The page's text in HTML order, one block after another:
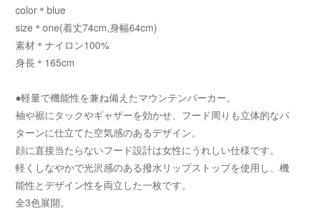
color＊blue
size＊one(着丈74cm,身幅64cm)
素材＊ナイロン100%
身長＊165cm
●軽量で機能性を兼ね備えたマウンテンパーカー。
袖や裾にタックやギャザーを効かせ、フード周りも立体的なパ
ターンに仕立てた空気感のあるデザイン。
顔に直接当たらないフード設計は女性にうれしい仕様です。
軽くしなやかで光沢感のある撥水リップストップを使用し、機
能性とデザイン性を両立した一枚です。
全3色展開。